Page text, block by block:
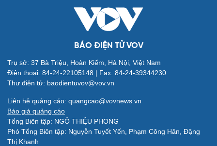
BÁO ĐIỆN TỬ VOV
Trụ sở: 37 Bà Triệu, Hoàn Kiếm, Hà Nội, Việt Nam
Điện thoại: 84-24-22105148 | Fax: 84-24-39344230
Thư điện tử: baodientuvov@vov.vn
Liên hệ quảng cáo: quangcao@vovnews.vn
Báo giá quảng cáo
Tổng Biên tập: NGÔ THIỆU PHONG
Phó Tổng Biên tập: Nguyễn Tuyết Yến, Phạm Công Hân, Đặng
Thị Khanh